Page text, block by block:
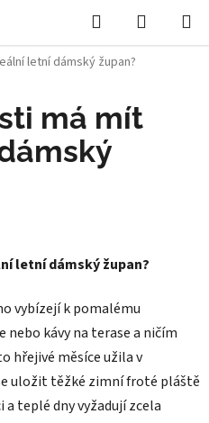
Hledat
KOŠÍK
letní dámský župan?
má mít
letní dámský župan?
vybízejí k pomalému
nebo kávy na terase a ničím
hřejivé měsíce užila v
uložit těžké zimní froté pláště
teplé dny vyžadují zcela